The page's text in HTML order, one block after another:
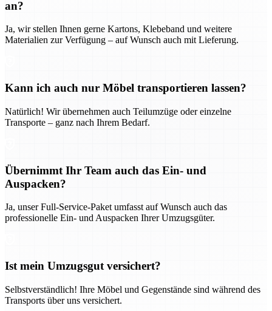
an?
Ja, wir stellen Ihnen gerne Kartons, Klebeband und weitere
Materialien zur Verfügung – auf Wunsch auch mit Lieferung.
Kann ich auch nur Möbel transportieren lassen?
Natürlich! Wir übernehmen auch Teilumzüge oder einzelne
Transporte – ganz nach Ihrem Bedarf.
Übernimmt Ihr Team auch das Ein- und
Auspacken?
Ja, unser Full-Service-Paket umfasst auf Wunsch auch das
professionelle Ein- und Auspacken Ihrer Umzugsgüter.
Ist mein Umzugsgut versichert?
Selbstverständlich! Ihre Möbel und Gegenstände sind während des
Transports über uns versichert.